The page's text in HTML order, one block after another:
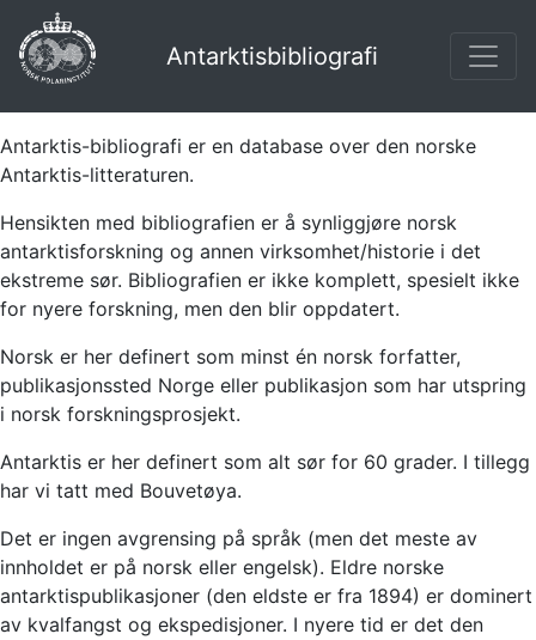
Antarktisbibliografi
Antarktis-bibliografi er en database over den norske
Antarktis-litteraturen.
Hensikten med bibliografien er å synliggjøre norsk
antarktisforskning og annen virksomhet/historie i det
ekstreme sør. Bibliografien er ikke komplett, spesielt ikke
for nyere forskning, men den blir oppdatert.
Norsk er her definert som minst én norsk forfatter,
publikasjonssted Norge eller publikasjon som har utspring
i norsk forskningsprosjekt.
Antarktis er her definert som alt sør for 60 grader. I tillegg
har vi tatt med Bouvetøya.
Det er ingen avgrensing på språk (men det meste av
innholdet er på norsk eller engelsk). Eldre norske
antarktispublikasjoner (den eldste er fra 1894) er dominert
av kvalfangst og ekspedisjoner. I nyere tid er det den